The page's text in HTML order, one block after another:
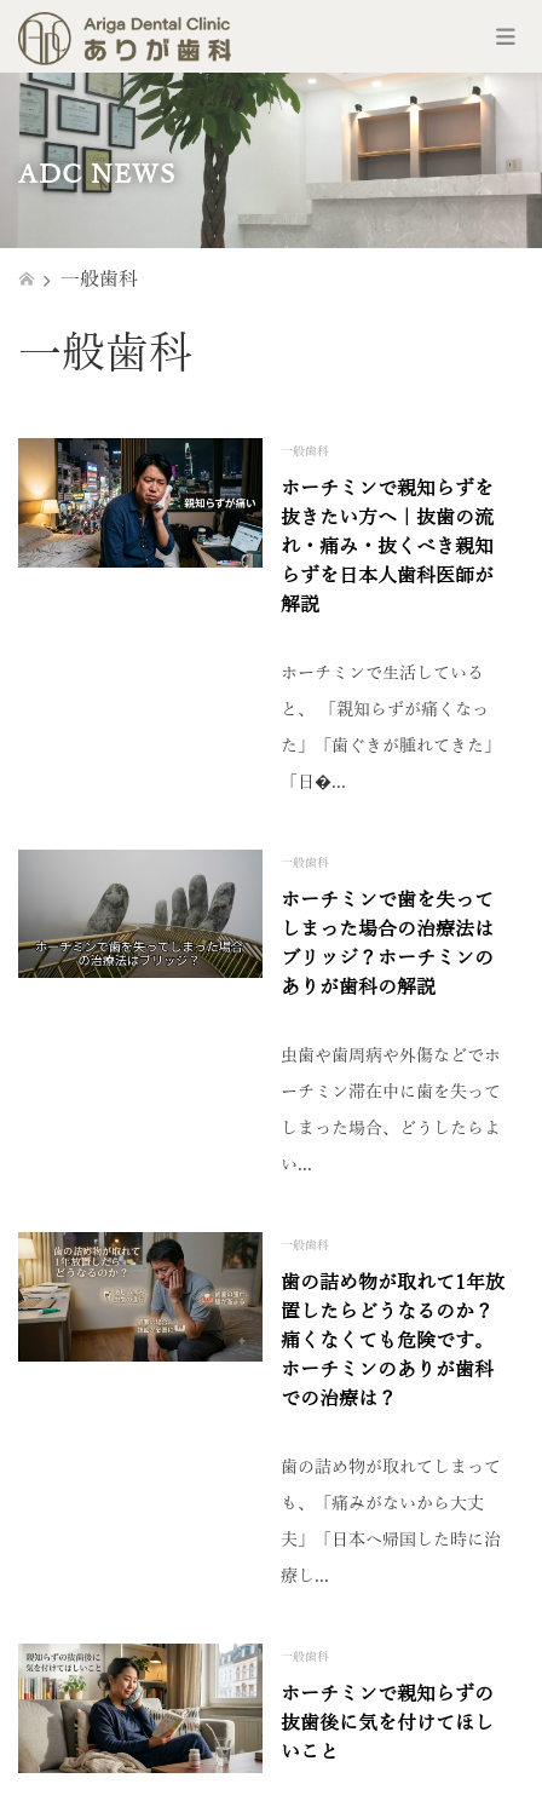
キ
ADC NEWS
一般歯科
一般歯科
一般歯科
ホーチミンで親知らずを
抜きたい方へ｜抜歯の流
れ・痛み・抜くべき親知
らずを日本人歯科医師が
解説
ホーチミンで生活している
と、 「親知らずが痛くなっ
た」「歯ぐきが腫れてきた」
「日�...
一般歯科
ホーチミンで歯を失って
しまった場合の治療法は
ブリッジ？ホーチミンの
ありが歯科の解説
虫歯や歯周病や外傷などでホ
ーチミン滞在中に歯を失って
しまった場合、どうしたらよ
い...
一般歯科
歯の詰め物が取れて1年放
置したらどうなるのか？
痛くなくても危険です。
ホーチミンのありが歯科
での治療は？
歯の詰め物が取れてしまって
も、「痛みがないから大丈
夫」「日本へ帰国した時に治
療し...
一般歯科
ホーチミンで親知らずの
抜歯後に気を付けてほし
いこと